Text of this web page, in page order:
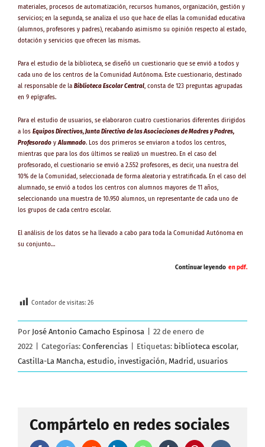
materiales, procesos de automatización, recursos humanos, organización, gestión y
servicios; en la segunda, se analiza el uso que hace de ellas la comunidad educativa
(alumnos, profesores y padres), recabando asimismo su opinión respecto al estado,
dotación y servicios que ofrecen las mismas.
Para el estudio de la biblioteca, se diseñó un cuestionario que se envió a todos y
cada uno de los centros de la Comunidad Autónoma. Este cuestionario, destinado
al responsable de la Biblioteca Escolar Central, consta de 123 preguntas agrupadas
en 9 epígrafes.
Para el estudio de usuarios, se elaboraron cuatro cuestionarios diferentes dirigidos
a los Equipos Directivos, Junta Directiva de las Asociaciones de Madres y Padres,
ProfesoradoyAlumnado. Los dos primeros se enviaron a todos los centros,
mientras que para los dos últimos se realizó un muestreo. En el caso del
profesorado, el cuestionario se envió a 2.552 profesores, es decir, una nuestra del
10% de la Comunidad, seleccionada de forma aleatoria y estratificada. En el caso del
alumnado, se envió a todos los centros con alumnos mayores de 11 años,
seleccionando una muestra de 10.950 alumnos, un representante de cada uno de
los grupos de cada centro escolar.
El análisis de los datos se ha llevado a cabo para toda la Comunidad Autónoma en
su conjunto…
Continuar leyendo en pdf.
Contador de visitas: 26
Por José Antonio Camacho Espinosa
22 de enero de
2022
Categorías: Conferencias Etiquetas: biblioteca escolar,
Castilla-La Mancha, estudio, investigación, Madrid, usuarios
Compártelo en redes sociales